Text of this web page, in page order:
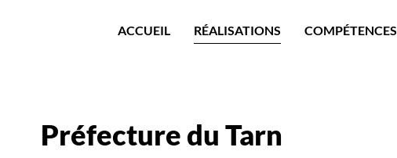
ACCUEIL RÉALISATIONS COMPÉTENCES
Préfecture du Tarn